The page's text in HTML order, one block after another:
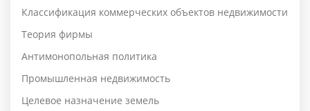
Классификация коммерческих объектов недвижимости
Теория фирмы
Антимонопольная политика
Промышленная недвижимость
Целевое назначение земель